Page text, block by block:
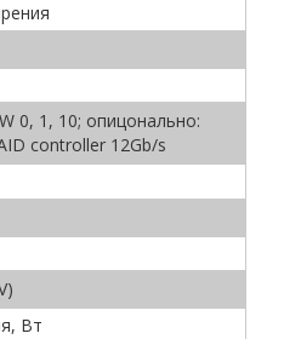
0, 1, 10; опицонально:
controller 12Gb/s
Вт